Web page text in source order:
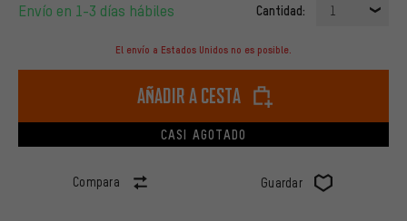
Envío en 1-3 días hábiles Cantidad: 1
El envío a Estados Unidos no es posible.
Añadir a cesta
CASI AGOTADO
Compara Guardar